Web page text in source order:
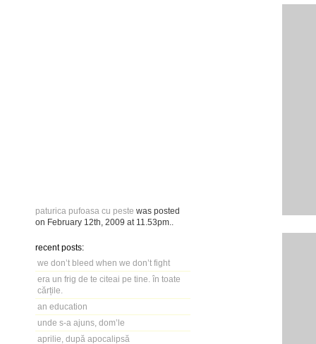
paturica pufoasa cu peste was posted
on February 12th, 2009 at 11.53pm
recent posts:
we don’t bleed when we don’t fight
era un frig de te citeai pe tine. în toate
cărțile.
an education
unde s-a ajuns, dom’le
aprilie, după apocalipsă